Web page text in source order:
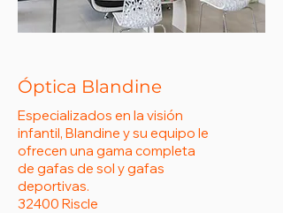
Óptica Blandine
Especializados en la visión
infantil, Blandine y su equipo le
ofrecen una gama completa
de gafas de sol y gafas
deportivas.
32400 Riscle